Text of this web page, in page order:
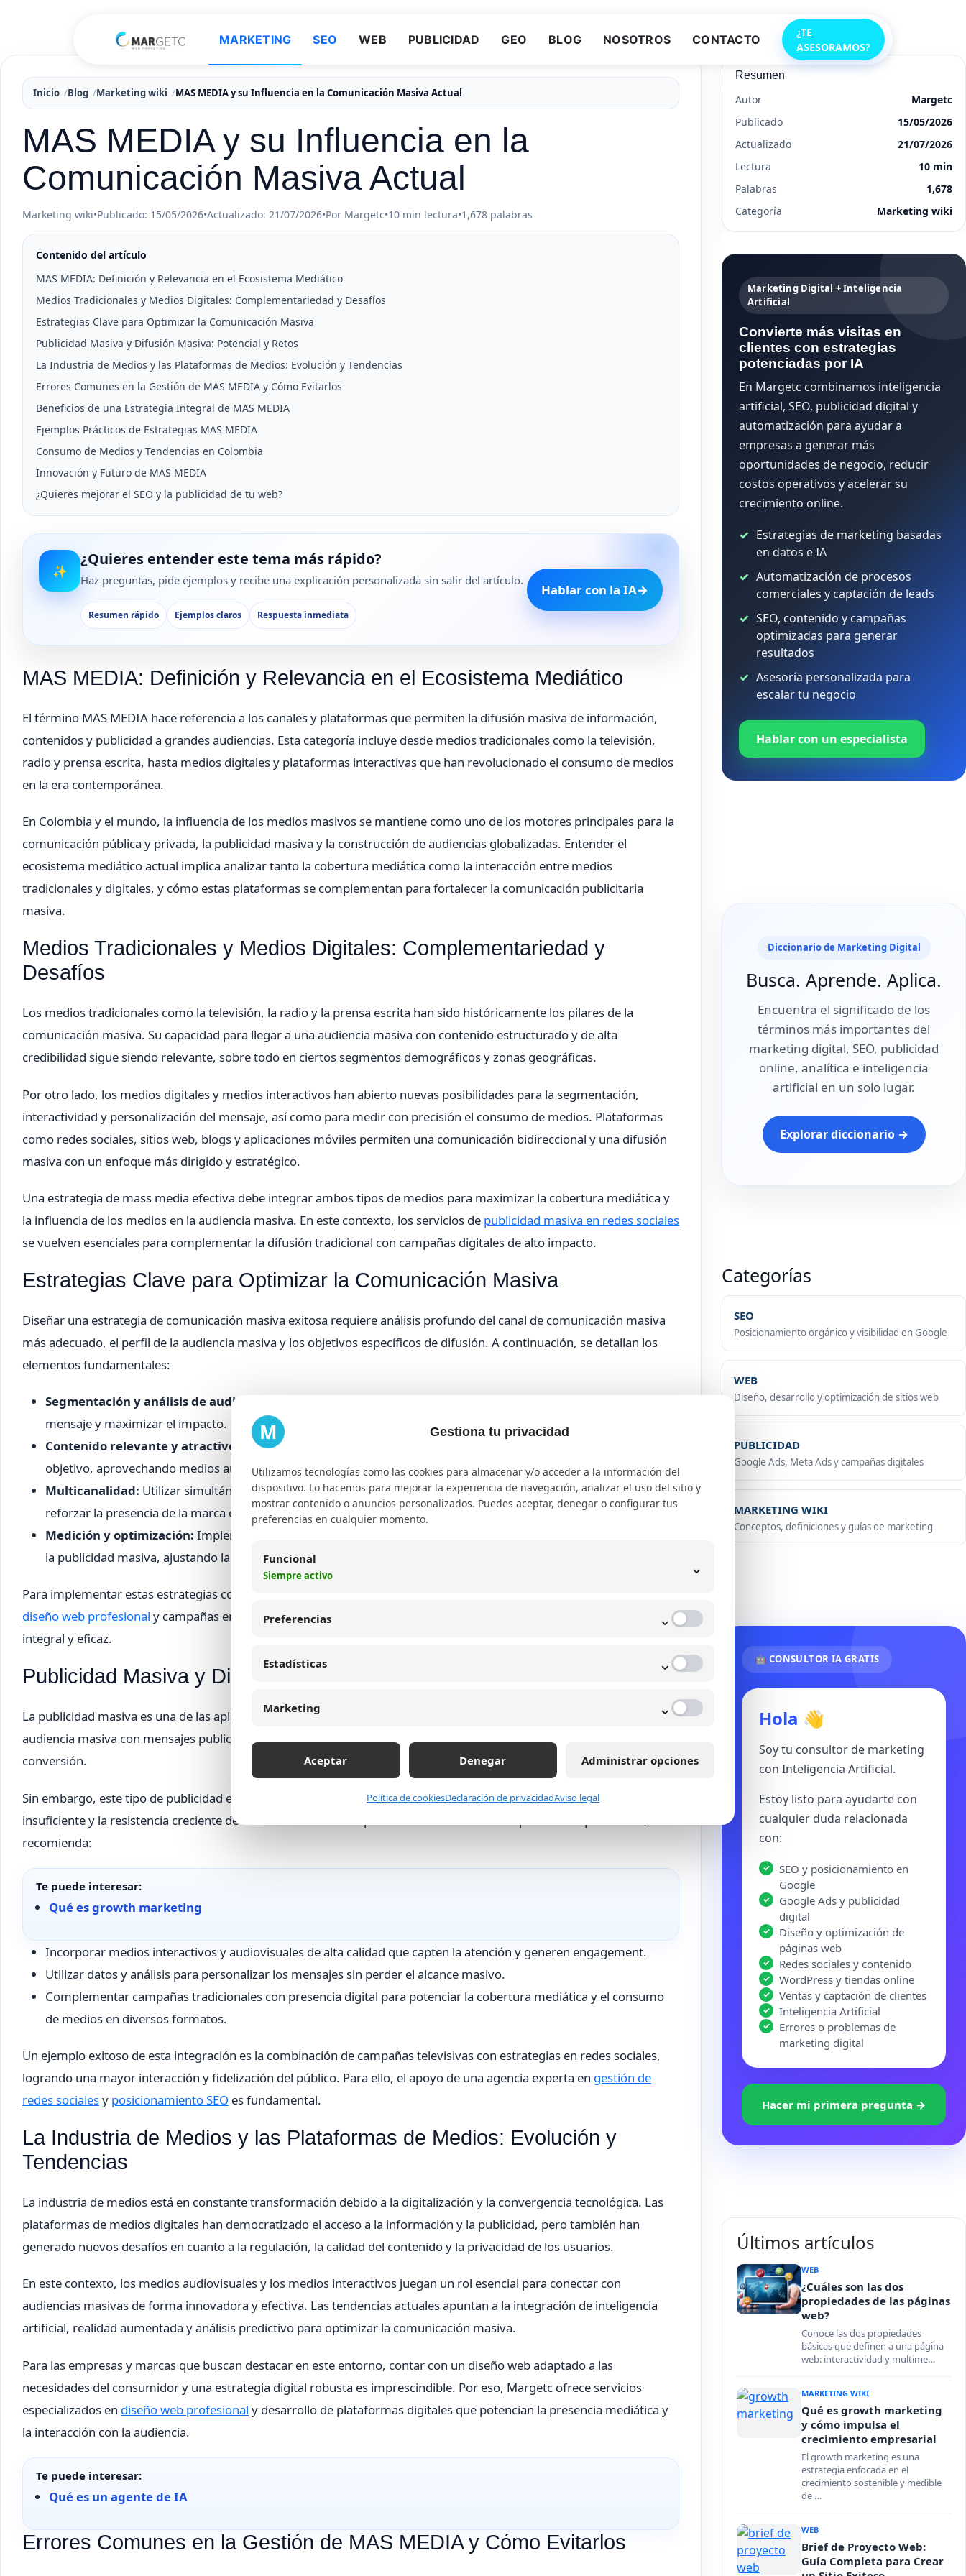
MARKETING SEO WEB PUBLICIDAD GEO BLOG NOSOTROS CONTACTO
¿TE
ASESORAMOS?
Inicio Blog Marketing wiki MAS MEDIA y su Influencia en la Comunicación Masiva Actual
MAS MEDIA y su Influencia en la
Comunicación Masiva Actual
Marketing wiki•Publicado: 15/05/2026•Actualizado: 21/07/2026•Por Margetc•10 min lectura•1,678 palabras
Contenido del artículo
MAS MEDIA: Definición y Relevancia en el Ecosistema Mediático
Medios Tradicionales y Medios Digitales: Complementariedad y Desafíos
Estrategias Clave para Optimizar la Comunicación Masiva
Publicidad Masiva y Difusión Masiva: Potencial y Retos
La Industria de Medios y las Plataformas de Medios: Evolución y Tendencias
Errores Comunes en la Gestión de MAS MEDIA y Cómo Evitarlos
Beneficios de una Estrategia Integral de MAS MEDIA
Ejemplos Prácticos de Estrategias MAS MEDIA
Consumo de Medios y Tendencias en Colombia
Innovación y Futuro de MAS MEDIA
¿Quieres mejorar el SEO y la publicidad de tu web?
✨
¿Quieres entender este tema más rápido?
Haz preguntas, pide ejemplos y recibe una explicación personalizada sin salir del artículo.
Resumen rápido Ejemplos claros Respuesta inmediata
Hablar con la IA→
MAS MEDIA: Definición y Relevancia en el Ecosistema Mediático
El término MAS MEDIA hace referencia a los canales y plataformas que permiten la difusión masiva de información,
contenidos y publicidad a grandes audiencias. Esta categoría incluye desde medios tradicionales como la televisión,
radio y prensa escrita, hasta medios digitales y plataformas interactivas que han revolucionado el consumo de medios
en la era contemporánea.
En Colombia y el mundo, la influencia de los medios masivos se mantiene como uno de los motores principales para la
comunicación pública y privada, la publicidad masiva y la construcción de audiencias globalizadas. Entender el
ecosistema mediático actual implica analizar tanto la cobertura mediática como la interacción entre medios
tradicionales y digitales, y cómo estas plataformas se complementan para fortalecer la comunicación publicitaria
masiva.
Medios Tradicionales y Medios Digitales: Complementariedad y
Desafíos
Los medios tradicionales como la televisión, la radio y la prensa escrita han sido históricamente los pilares de la
comunicación masiva. Su capacidad para llegar a una audiencia masiva con contenido estructurado y de alta
credibilidad sigue siendo relevante, sobre todo en ciertos segmentos demográficos y zonas geográficas.
Por otro lado, los medios digitales y medios interactivos han abierto nuevas posibilidades para la segmentación,
interactividad y personalización del mensaje, así como para medir con precisión el consumo de medios. Plataformas
como redes sociales, sitios web, blogs y aplicaciones móviles permiten una comunicación bidireccional y una difusión
masiva con un enfoque más dirigido y estratégico.
Una estrategia de mass media efectiva debe integrar ambos tipos de medios para maximizar la cobertura mediática y
la influencia de los medios en la audiencia masiva. En este contexto, los servicios de publicidad masiva en redes sociales
se vuelven esenciales para complementar la difusión tradicional con campañas digitales de alto impacto.
Estrategias Clave para Optimizar la Comunicación Masiva
Diseñar una estrategia de comunicación masiva exitosa requiere análisis profundo del canal de comunicación masiva
más adecuado, el perfil de la audiencia masiva y los objetivos específicos de difusión. A continuación, se detallan los
elementos fundamentales:
Segmentación y análisis de audiencia:
mensaje y maximizar el impacto.
Contenido relevante y atractivo:
Crear mensajes claros, concisos y alineados con los intereses del público
objetivo, aprovechando medios audiovisuales y formatos innovadores.
Multicanalidad: Utilizar simultáneamente medios tradicionales y digitales para ampliar la cobertura mediática y
reforzar la presencia de la marca o mensaje.
Medición y optimización: Implementar métricas que permitan evaluar el consumo de medios y la efectividad de
la publicidad masiva, ajustando la estrategia según resultados.
Para implementar estas estrategias con éxito, Margetc ofrece servicios especializados en
diseño web profesional y campañas en publicidad en redes sociales
, asegurando una comunicación publicitaria masiva
integral y eficaz.
Publicidad Masiva y Difusión Masiva: Potencial y Retos
La publicidad masiva es una de las aplicaciones más visibles y rentables de MAS MEDIA. Su objetivo es alcanzar una
audiencia masiva con mensajes publicitarios que generen reconocimiento de marca, posicionamiento y, finalmente,
conversión.
Sin embargo, este tipo de publicidad enfrenta retos importantes como la saturación de mensajes, la segmentación
insuficiente y la resistencia creciente de los consumidores a la publicidad intrusiva. Para superar estos problemas, se
recomienda:
Te puede interesar:
Qué es growth marketing
Incorporar medios interactivos y audiovisuales de alta calidad que capten la atención y generen engagement.
Utilizar datos y análisis para personalizar los mensajes sin perder el alcance masivo.
Complementar campañas tradicionales con presencia digital para potenciar la cobertura mediática y el consumo
de medios en diversos formatos.
Un ejemplo exitoso de esta integración es la combinación de campañas televisivas con estrategias en redes sociales,
logrando una mayor interacción y fidelización del público. Para ello, el apoyo de una agencia experta en gestión de
redes socialesy posicionamiento SEO es fundamental.
La Industria de Medios y las Plataformas de Medios: Evolución y
Tendencias
La industria de medios está en constante transformación debido a la digitalización y la convergencia tecnológica. Las
plataformas de medios digitales han democratizado el acceso a la información y la publicidad, pero también han
generado nuevos desafíos en cuanto a la regulación, la calidad del contenido y la privacidad de los usuarios.
En este contexto, los medios audiovisuales y los medios interactivos juegan un rol esencial para conectar con
audiencias masivas de forma innovadora y efectiva. Las tendencias actuales apuntan a la integración de inteligencia
artificial, realidad aumentada y análisis predictivo para optimizar la comunicación masiva.
Para las empresas y marcas que buscan destacar en este entorno, contar con un diseño web adaptado a las
necesidades del consumidor y una estrategia digital robusta es imprescindible. Por eso, Margetc ofrece servicios
especializados en diseño web profesional y desarrollo de plataformas digitales que potencian la presencia mediática y
la interacción con la audiencia.
Te puede interesar:
Qué es un agente de IA
Errores Comunes en la Gestión de MAS MEDIA y Cómo Evitarlos
Resumen
Autor
Margetc
Publicado
15/05/2026
Actualizado
21/07/2026
Lectura
10 min
Palabras
1,678
Categoría
Marketing wiki
Marketing Digital + Inteligencia
Artificial
Convierte más visitas en
clientes con estrategias
potenciadas por IA
En Margetc combinamos inteligencia
artificial, SEO, publicidad digital y
automatización para ayudar a
empresas a generar más
oportunidades de negocio, reducir
costos operativos y acelerar su
crecimiento online.
Estrategias de marketing basadas
en datos e IA
Automatización de procesos
comerciales y captación de leads
SEO, contenido y campañas
optimizadas para generar
resultados
Asesoría personalizada para
escalar tu negocio
Hablar con un especialista
Diccionario de Marketing Digital
Busca. Aprende. Aplica.
Encuentra el significado de los
términos más importantes del
marketing digital, SEO, publicidad
online, analítica e inteligencia
artificial en un solo lugar.
Explorar diccionario →
Categorías
SEO
Posicionamiento orgánico y visibilidad en Google
WEB
Diseño, desarrollo y optimización de sitios web
PUBLICIDAD
Google Ads, Meta Ads y campañas digitales
MARKETING WIKI
Conceptos, definiciones y guías de marketing
🤖 CONSULTOR IA GRATIS
Hola 👋
Soy tu consultor de marketing
con Inteligencia Artificial.
Estoy listo para ayudarte con
cualquier duda relacionada
con:
SEO y posicionamiento en
Google
Google Ads y publicidad
digital
Diseño y optimización de
páginas web
Redes sociales y contenido
WordPress y tiendas online
Ventas y captación de clientes
Inteligencia Artificial
Errores o problemas de
marketing digital
Hacer mi primera pregunta →
Últimos artículos
WEB
¿Cuáles son las dos
propiedades de las páginas
web?
Conoce las dos propiedades
básicas que definen a una página
web: interactividad y multime…
MARKETING WIKI
Qué es growth marketing
y cómo impulsa el
crecimiento empresarial
El growth marketing es una
estrategia enfocada en el
crecimiento sostenible y medible
de …
WEB
Brief de Proyecto Web:
Guía Completa para Crear
M Gestiona tu privacidad
Utilizamos tecnologías como las cookies para almacenar y/o acceder a la información del
dispositivo. Lo hacemos para mejorar la experiencia de navegación, analizar el uso del sitio y
mostrar contenido o anuncios personalizados. Puedes aceptar, denegar o configurar tus
preferencias en cualquier momento.
Funcional
Siempre activo ⌄
Preferencias ⌄
Estadísticas ⌄
Marketing ⌄
Aceptar Denegar Administrar opciones
Política de cookiesDeclaración de privacidadAviso legal